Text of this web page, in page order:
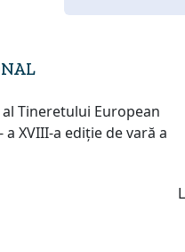
Tineretului European
a XVIII-a ediție de vară a